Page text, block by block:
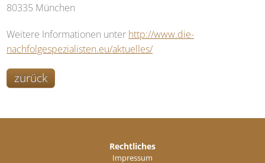
80335 München
Weitere Informationen unter http://www.die-
nachfolgespezialisten.eu/aktuelles/
zurück
Rechtliches
Impressum